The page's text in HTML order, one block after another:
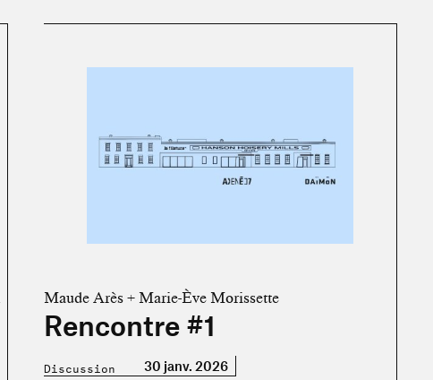
Rencontre #1
Maude Arès + Marie-Ève Morissette
Discussion 30 janv. 2026